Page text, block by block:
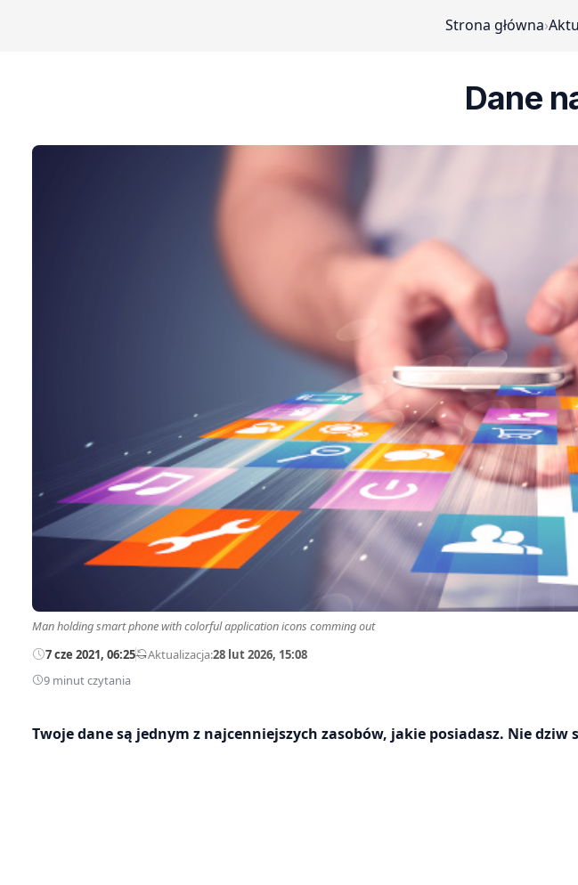
Strona główna›
Dane
Man holding smart phone with colorful application icons comming out
7 cze 2021, 06:25—Aktualizacja:28 lut 2026, 15:08
9 minut czytania
Twoje dane są jednym z najcenniejszych zasobów, jakie posiadasz. Nie dziw